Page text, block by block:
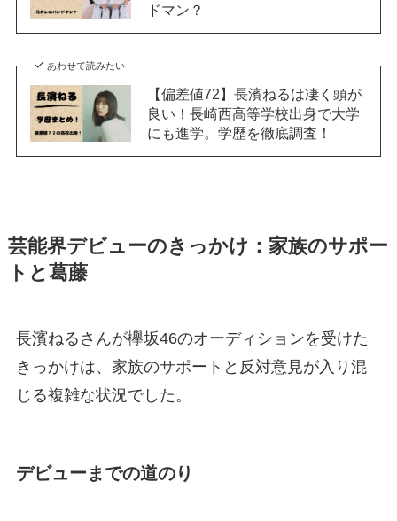
ドマン？
あわせて読みたい
【偏差値72】長濱ねるは凄く頭が
良い！長崎西高等学校出身で大学
にも進学。学歴を徹底調査！
芸能界デビューのきっかけ：家族のサポー
トと葛藤
長濱ねるさんが欅坂46のオーディションを受けた
きっかけは、家族のサポートと反対意見が入り混
じる複雑な状況でした。
デビューまでの道のり